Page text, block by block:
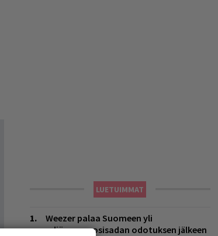
LUETUIMMAT
Weezer palaa Suomeen yli
neljännesvuosisadan odotuksen jälkeen